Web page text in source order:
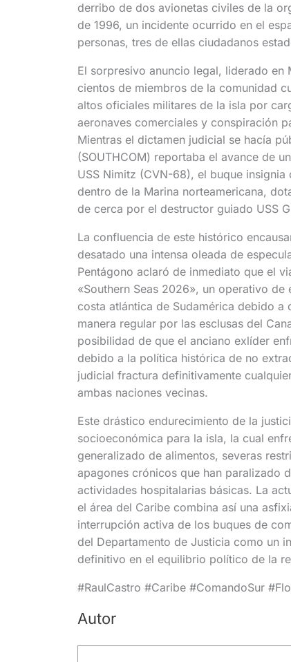
derribo de dos avionetas civiles de la
de 1996, un incidente ocurrido en el
personas, tres de ellas ciudadanos
El sorpresivo anuncio legal, liderado en
cientos de miembros de la comunidad
altos oficiales militares de la isla por
aeronaves comerciales y conspiración
Mientras el dictamen judicial se hacía
(SOUTHCOM) reportaba el avance de
USS Nimitz (CVN-68), el buque
dentro de la Marina norteamericana,
de cerca por el destructor guiado USS
La confluencia de este histórico
desatado una intensa oleada de
Pentágono aclaró de inmediato que el
«Southern Seas 2026», un operativo
costa atlántica de Sudamérica debido
manera regular por las esclusas del
posibilidad de que el anciano exlíder
debido a la política histórica de no
judicial fractura definitivamente
ambas naciones vecinas.
Este drástico endurecimiento de la
socioeconómica para la isla, la cual
generalizado de alimentos, severas
apagones crónicos que han paralizado
actividades hospitalarias básicas. La
el área del Caribe combina así una
interrupción activa de los buques de
del Departamento de Justicia como un
definitivo en el equilibrio político de la
#RaulCastro #Caribe #ComandoSur
Autor